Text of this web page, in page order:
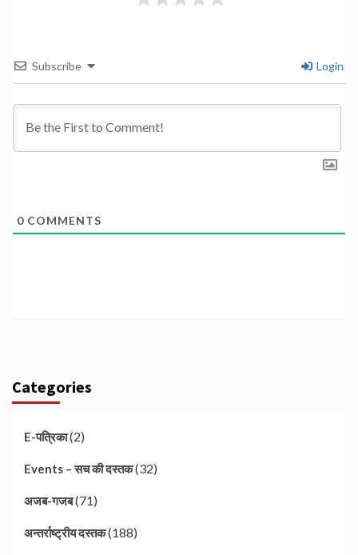
Subscribe Login
0 COMMENTS
Categories
E-पत्रिका(2)
Events – सच की दस्तक(32)
अजब-गजब(71)
अन्तर्राष्ट्रीय दस्तक(188)